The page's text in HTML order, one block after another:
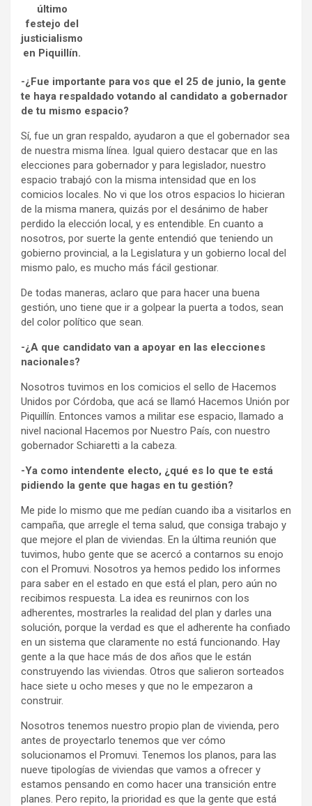
último
festejo del
justicialismo
en Piquillín.
-¿Fue importante para vos que el 25 de junio, la gente
te haya respaldado votando al candidato a gobernador
de tu mismo espacio?
Sí, fue un gran respaldo, ayudaron a que el gobernador sea
de nuestra misma línea. Igual quiero destacar que en las
elecciones para gobernador y para legislador, nuestro
espacio trabajó con la misma intensidad que en los
comicios locales. No vi que los otros espacios lo hicieran
de la misma manera, quizás por el desánimo de haber
perdido la elección local, y es entendible. En cuanto a
nosotros, por suerte la gente entendió que teniendo un
gobierno provincial, a la Legislatura y un gobierno local del
mismo palo, es mucho más fácil gestionar.
De todas maneras, aclaro que para hacer una buena
gestión, uno tiene que ir a golpear la puerta a todos, sean
del color político que sean.
-¿A que candidato van a apoyar en las elecciones
nacionales?
Nosotros tuvimos en los comicios el sello de Hacemos
Unidos por Córdoba, que acá se llamó Hacemos Unión por
Piquillín. Entonces vamos a militar ese espacio, llamado a
nivel nacional Hacemos por Nuestro País, con nuestro
gobernador Schiaretti a la cabeza.
-Ya como intendente electo, ¿qué es lo que te está
pidiendo la gente que hagas en tu gestión?
Me pide lo mismo que me pedían cuando iba a visitarlos en
campaña, que arregle el tema salud, que consiga trabajo y
que mejore el plan de viviendas. En la última reunión que
tuvimos, hubo gente que se acercó a contarnos su enojo
con el Promuvi. Nosotros ya hemos pedido los informes
para saber en el estado en que está el plan, pero aún no
recibimos respuesta. La idea es reunirnos con los
adherentes, mostrarles la realidad del plan y darles una
solución, porque la verdad es que el adherente ha confiado
en un sistema que claramente no está funcionando. Hay
gente a la que hace más de dos años que le están
construyendo las viviendas. Otros que salieron sorteados
hace siete u ocho meses y que no le empezaron a
construir.
Nosotros tenemos nuestro propio plan de vivienda, pero
antes de proyectarlo tenemos que ver cómo
solucionamos el Promuvi. Tenemos los planos, para las
nueve tipologías de viviendas que vamos a ofrecer y
estamos pensando en como hacer una transición entre
planes. Pero repito, la prioridad es que la gente que está